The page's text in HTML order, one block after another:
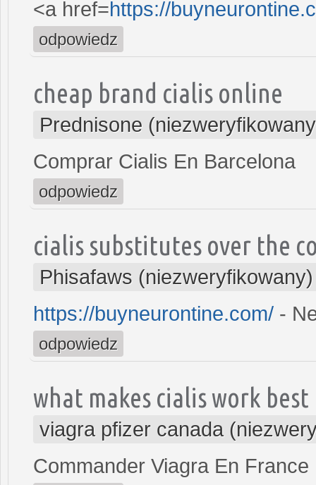
<a href=https://
odpowiedz
cheap brand cialis online
Prednisone
Comprar Cialis En Barcelona
odpowiedz
cialis substitutes over the
Phisafaws (niezweryfikowany)
https://buyneurontine.com/ -
odpowiedz
what makes cialis work best
viagra pfizer canada
Commander Viagra En France